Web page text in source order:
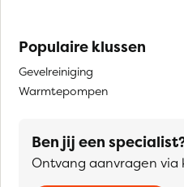
Populaire klussen
Gevelreiniging
Warmtepompen
Ben jij een
Ontvang aanvragen via